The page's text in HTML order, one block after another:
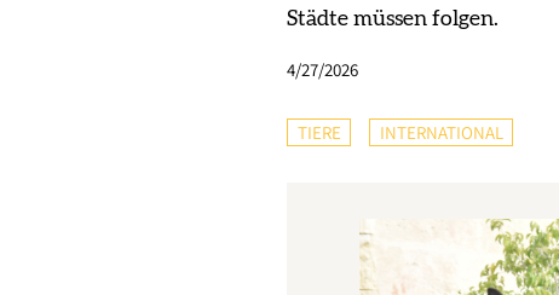
Städte müssen folgen.
4/27/2026
TIERE INTERNATIONAL